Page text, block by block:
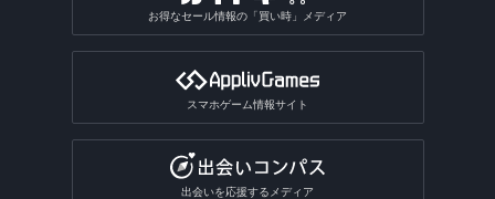
お得なセール情報の「買い時」メディア
スマホゲーム情報サイト
出会いを応援するメディア